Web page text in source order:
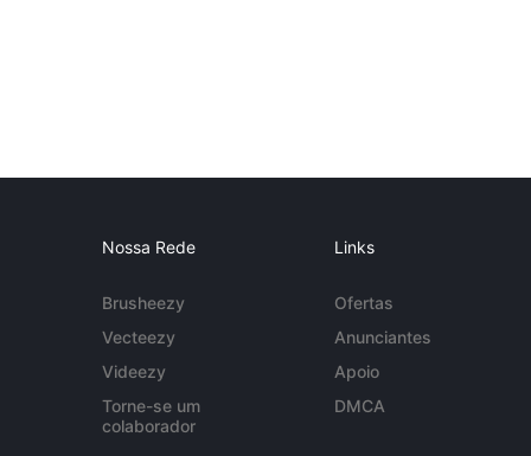
Nossa Rede
Brusheezy
Vecteezy
Videezy
Torne-se um
colaborador
Links
Ofertas
Anunciantes
Apoio
DMCA